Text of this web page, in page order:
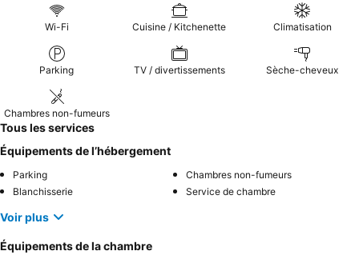
délicieux pain au levain fraîchement cuit. Pour une expérience
vraiment relaxante, pensez à réserver une unité avec une
Wi-Fi Cuisine / Kitchenette Climatisation
Parking TV / divertissements Sèche-cheveux
Chambres non-fumeurs
Tous les services
Équipements de l’hébergement
Parking
Chambres non-fumeurs
Blanchisserie
Service de chambre
Voir plus
Équipements de la chambre